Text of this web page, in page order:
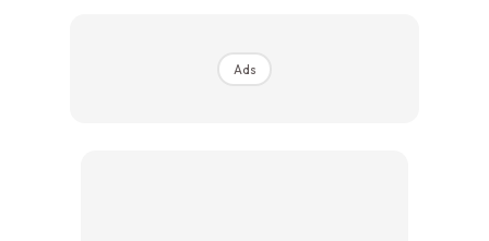
Ads